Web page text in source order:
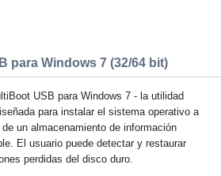
para Windows 7 (32/64 bit)
USB para Windows 7 - la utilidad
para instalar el sistema operativo a
un almacenamiento de información
El usuario puede detectar y restaurar
perdidas del disco duro.